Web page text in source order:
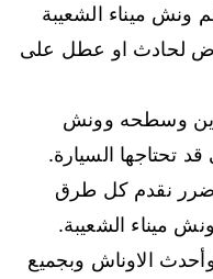
ونش ميناء الشعيبة
لحادث او عطل على
وسطحه وونش
تحتاجها السيارة.
نقدم كل طرق
ميناء الشعيبة.
الاوناش وبجميع